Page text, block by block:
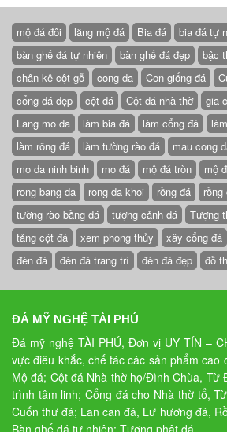
mộ đá đôi lăng mộ đá Bia đá
bia đá tự
bàn ghế đá tự nhiên
bàn ghế đá đẹp bậc
chân kê cột gỗ
cong da Con giống đá
cổng đá đẹp
cột đá Cột đá nhà thờ gia
Lang mo da
làm bia đá làm cổng đá
làm rồng đá
làm tường rào đá mau cong
mo da ninh binh
mo đá mộ đá tròn mộ
rong bang da
rong da khoi rồng đá rồng
tường rào bằng đá
tượng cảnh đá Tượng
tảng cột đá
xem phong thủy xây cổng đá
đèn đá
đèn đá trang trí đèn đá đẹp đồ
ĐÁ MỸ NGHỆ TÀI PHÚ
Đá mỹ nghệ TÀI PHÚ, Đơn vị UY TÍN –
vực điêu khắc, chế tác các sản phẩm cao
Mộ đá; Cột đá Nhà thờ họ/Đình Chùa, Từ
trình tâm linh; Cổng đá cho Nhà thờ tổ,
Cuốn thư đá; Lan can đá, Lư hương đá,